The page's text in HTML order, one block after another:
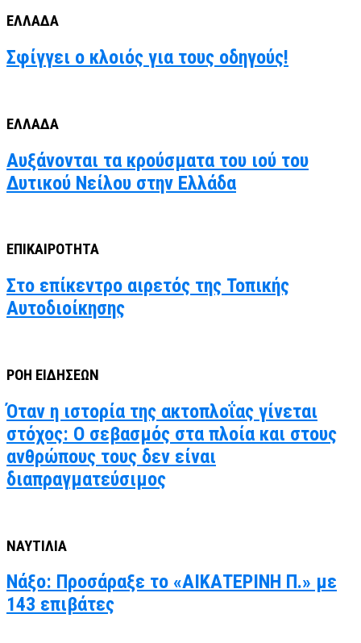
ΕΛΛΑΔΑ
Σφίγγει ο κλοιός για τους οδηγούς!
ΕΛΛΑΔΑ
Αυξάνονται τα κρούσματα του ιού του
Δυτικού Νείλου στην Ελλάδα
ΕΠΙΚΑΙΡΟΤΗΤΑ
Στο επίκεντρο αιρετός της Τοπικής
Αυτοδιοίκησης
ΡΟΗ ΕΙΔΗΣΕΩΝ
Όταν η ιστορία της ακτοπλοΐας γίνεται
στόχος: Ο σεβασμός στα πλοία και στους
ανθρώπους τους δεν είναι
διαπραγματεύσιμος
ΝΑΥΤΙΛΙΑ
Νάξο: Προσάραξε το «ΑΙΚΑΤΕΡΙΝΗ Π.» με
143 επιβάτες